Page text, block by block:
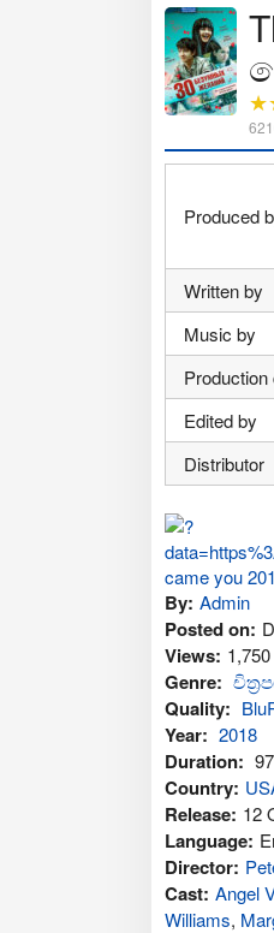
Produced
Written by
Music by
Edited by
Distributor
By: Admin
Posted on:
Views:
Genre:
Quality:
Year: 2018
Duration:
Country:
Release: 12
Language:
Director:
Cast: Angel
Williams,